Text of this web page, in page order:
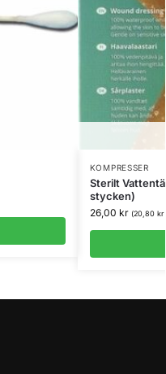
KOMPRESSER
Sterilt
stycken)
26,00 kr (20,80 kr